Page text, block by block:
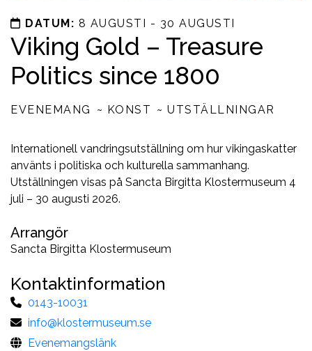
DATUM: 8 AUGUSTI - 30 AUGUSTI
Viking Gold – Treasure
Politics since 1800
EVENEMANG KONST UTSTÄLLNINGAR
Internationell vandringsutställning om hur vikingaskatter
använts i politiska och kulturella sammanhang.
Utställningen visas på Sancta Birgitta Klostermuseum 4
juli – 30 augusti 2026.
Arrangör
Sancta Birgitta Klostermuseum
Kontaktinformation
0143-10031
info@klostermuseum.se
Evenemangslänk